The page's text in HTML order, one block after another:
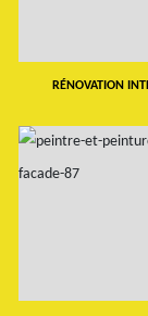
RÉNOVATION